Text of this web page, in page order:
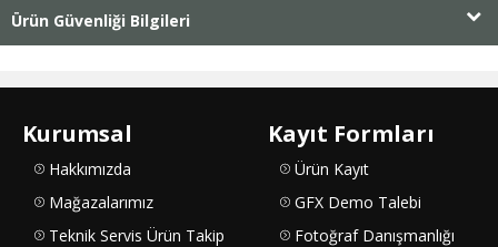
Ürün Güvenliği Bilgileri
Kurumsal
Hakkımızda
Mağazalarımız
Teknik Servis Ürün Takip
Kayıt Formları
Ürün Kayıt
GFX Demo Talebi
Fotoğraf Danışmanlığı